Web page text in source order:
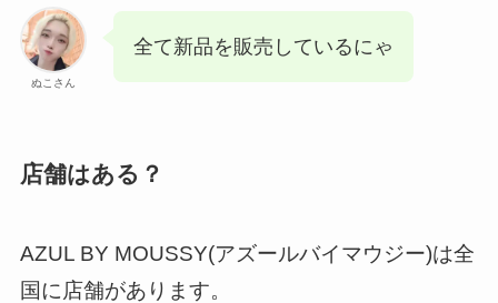
ぬこさん
全て新品を販売しているにゃ
店舗はある？
AZUL BY MOUSSY(アズールバイマウジー)は全
国に店舗があります。